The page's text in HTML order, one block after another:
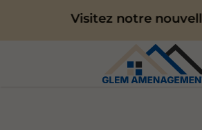
Visitez notre nouvelle